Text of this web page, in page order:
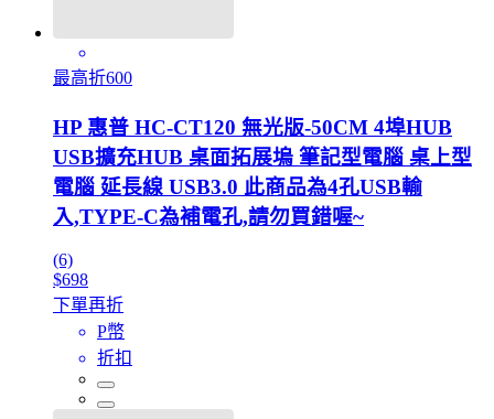
最高折600
HP 惠普 HC-CT120 無光版-50CM 4埠HUB
USB擴充HUB 桌面拓展塢 筆記型電腦 桌上型
電腦 延長線 USB3.0 此商品為4孔USB輸
入,TYPE-C為補電孔,請勿買錯喔~
(6)
$698
下單再折
P幣
折扣